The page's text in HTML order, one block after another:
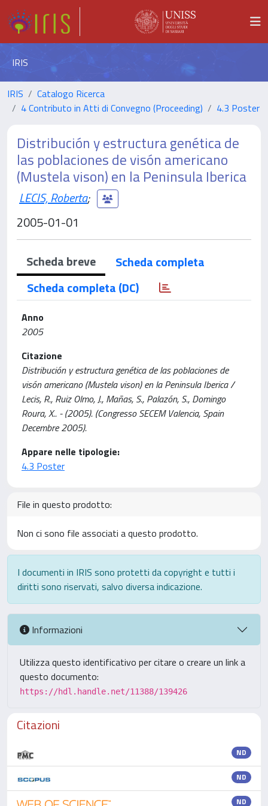
IRIS
IRIS
Catalogo Ricerca
4 Contributo in Atti di Convegno (Proceeding)
4.3 Poster
Distribución y estructura genética de
las poblaciones de visón americano
(Mustela vison) en la Peninsula Iberica
LECIS, Roberta;
2005-01-01
Scheda breve
Scheda completa
Scheda completa (DC)
Anno
2005
Citazione
Distribución y estructura genética de las poblaciones de
visón americano (Mustela vison) en la Peninsula Iberica /
Lecis, R., Ruiz Olmo, J., Mañas, S., Palazón, S., Domingo
Roura, X.. - (2005). (Congresso SECEM Valencia, Spain
Decembre 2005).
Appare nelle tipologie:
4.3 Poster
File in questo prodotto:
Non ci sono file associati a questo prodotto.
I documenti in IRIS sono protetti da copyright e tutti i
diritti sono riservati, salvo diversa indicazione.
Informazioni
Utilizza questo identificativo per citare o creare un link a
questo documento:
https://hdl.handle.net/11388/139426
Citazioni
ND
ND
ND